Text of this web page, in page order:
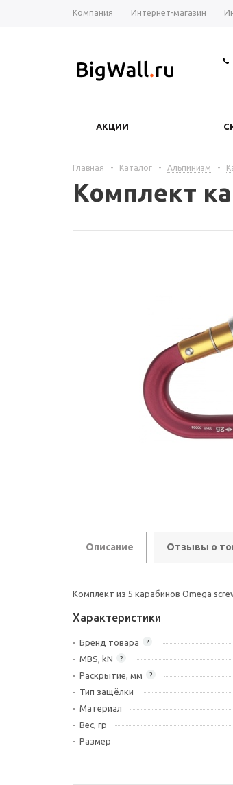
Компания Интернет-магазин
АКЦИИ
Главная - Каталог - Альпинизм -
Комплект
Описание Отзывы о
Комплект из 5 карабинов Omega
Характеристики
?
Бренд товара
?
MBS, kN
?
Раскрытие, мм
Тип защёлки
Материал
Вес, гр
Размер